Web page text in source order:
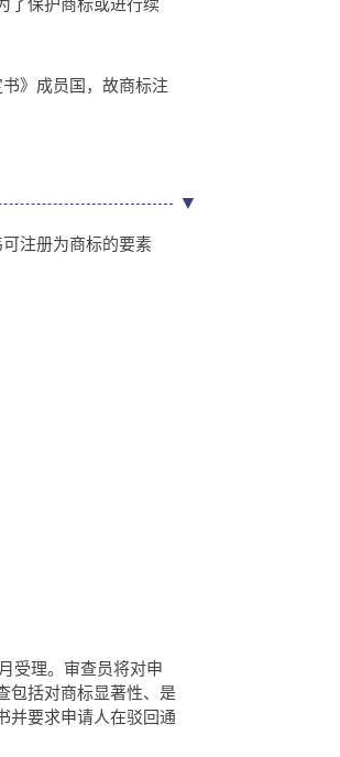
了保护商标或进行续
》成员国，故商标注
注册为商标的要素
受理。审查员将对申
包括对商标显著性、是
并要求申请人在驳回通